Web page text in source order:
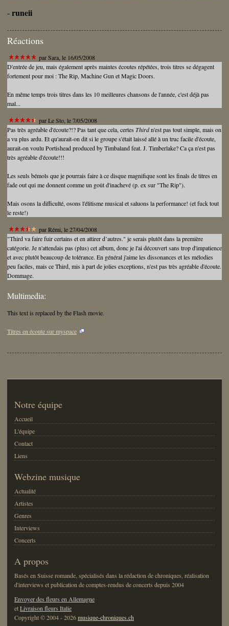
-runeii
Réactions
parSara , le 16/05/2008
D'entrée de jeu, mais également après maintes écoutes répétées, trois titres se dégagent
fortement pour moi : The Rip, Machine Gun et Magic Doors.
En même temps trois titres dans les 10 meilleures chansons de l'année, c'est déjà pas
mal...
parLe Sto , le 7/05/2008
Pas très agréable d'écoute?!? Pas tant que cela, certes Thirdn'est pas tout simple, mais on
a vu plus ardu. Et qu'aurait-on dit si le groupe s'était laissé allé à un truc facile d'écoute,
aurait-on voulu Portishead produced by Timbaland feat. J. Timberlake? Ca ça n'est pas
très agréable d'écoute!!!
Les seuls bémols que je pourrais faire à ce disque magnifique sont les finals de titres en
fade out qui me donnent comme un goût d'inachevé (p. ex sur "The Rip").
Mais osons la difficulté, osons l'élitisme musical et saluons la performance! (et fuck tout
le reste!)
parRémi , le 27/04/2008
"Third va faire fuir certains et en attirer d’autres." je serais plutôt dans la première
catégorie. Je n'attendais pas (plus) cet album, donc je l'ai découvert sans trop d'impatience
et avec plutôt beaucoup de tolérance. En général j'aime les dissonances et les mélodies
peu faciles, mais ce Third, mis à part de jolies exceptions, n'est pas très agréable d'écoute.
Dommage.
Multimedia:
This text is replaced by the Flash movie.
Titres en écoute sur myspace
Notre équipe
Accueil
L'équipe
Contact
Liens
Webzine musique
Actualité
Artistes
Genres
Interviews
Concerts
A propos
Basés en Suisse romande, spécialisés dans la rédaction de chroniques, réalisation
d'interviews et publication de comptes-rendus de concerts depuis 2004
Envoyer des fleurs en Allemagne
etLivraison fleurs Italie
Copyright © 2004 - 2026musique-chroniques.ch